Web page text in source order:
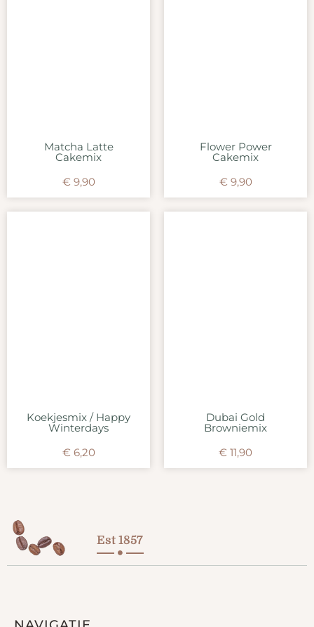
Matcha Latte
Cakemix
€ 9,90
Flower Power
Cakemix
€ 9,90
Koekjesmix / Happy
Winterdays
€ 6,20
Dubai Gold
Browniemix
€ 11,90
Est 1857